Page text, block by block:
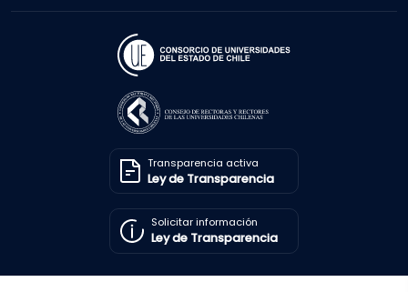
Transparencia activa
Ley de Transparencia
Solicitar información
Ley de Transparencia